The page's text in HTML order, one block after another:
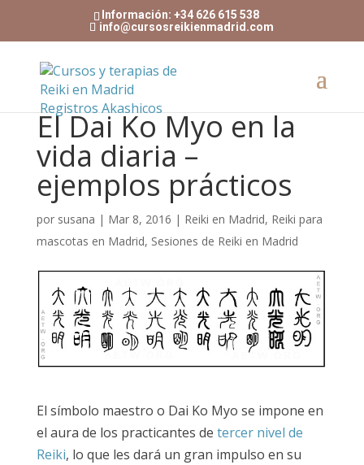
Información: +34 626 615 538
info@cursosreikienmadrid.com
El Dai Ko Myo en la
vida diaria –
ejemplos prácticos
por susana | Mar 8, 2016 | Reiki en Madrid, Reiki para
mascotas en Madrid, Sesiones de Reiki en Madrid
El símbolo maestro o Dai Ko Myo se impone en
el aura de los practicantes de tercer nivel de
Reiki, lo que les dará un gran impulso en su